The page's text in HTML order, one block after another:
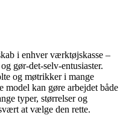
i enhver værktøjskasse –
gør-det-selv-entusiaster.
og møtrikker i mange
model kan gøre arbejdet både
typer, størrelser og
at vælge den rette.